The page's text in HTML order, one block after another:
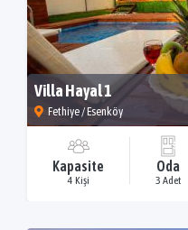
Villa Hayal 1
Fethiye / Esenköy
Kapasite
4 Kişi
Oda
3 Adet